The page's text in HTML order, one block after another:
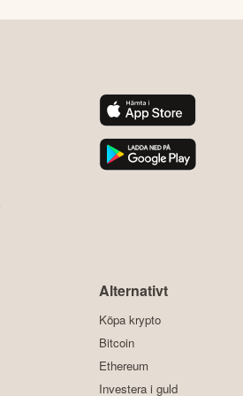
Alternativt
Köpa krypto
Bitcoin
Ethereum
Investera i guld